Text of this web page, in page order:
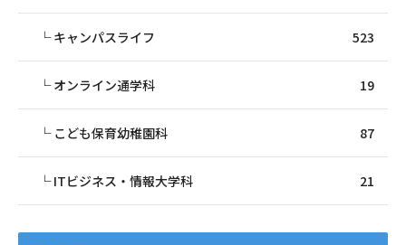
キャンパスライフ 523
オンライン通学科 19
こども保育幼稚園科 87
ITビジネス・情報大学科 21